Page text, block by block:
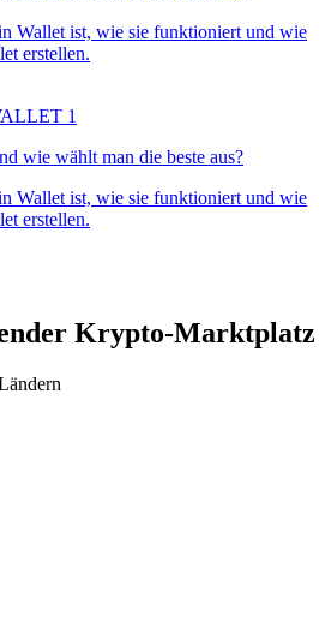
Wallet ist, wie sie funktioniert und wie
erstellen.
wie wählt man die beste aus?
Wallet ist, wie sie funktioniert und wie
erstellen.
Krypto-Marktplatz